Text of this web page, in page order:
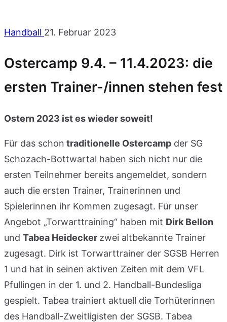
Handball 21. Februar 2023
Ostercamp 9.4. – 11.4.2023: die
ersten Trainer-/innen stehen fest
Ostern 2023 ist es wieder soweit!
Für das schon traditionelle Ostercamp der SG
Schozach-Bottwartal haben sich nicht nur die
ersten Teilnehmer bereits angemeldet, sondern
auch die ersten Trainer, Trainerinnen und
Spielerinnen ihr Kommen zugesagt. Für unser
Angebot „Torwarttraining“ haben mit Dirk Bellon
und Tabea Heidecker zwei altbekannte Trainer
zugesagt. Dirk ist Torwarttrainer der SGSB Herren
1 und hat in seinen aktiven Zeiten mit dem VFL
Pfullingen in der 1. und 2. Handball-Bundesliga
gespielt. Tabea trainiert aktuell die Torhüterinnen
des Handball-Zweitligisten der SGSB. Tabea